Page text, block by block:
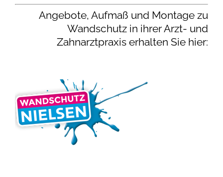
Angebote, Aufmaß und Montage zu
Wandschutz in ihrer Arzt- und
Zahnarztpraxis erhalten Sie hier: